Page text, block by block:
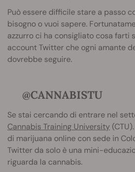
Può essere difficile stare a passo
bisogno o vuoi sapere.
azzurro ci ha consigliato cosa farti
account Twitter che ogni amante
dovrebbe seguire.
@CANNABISTU
Se stai cercando di entrare nel
Cannabis Training University
di marijuana online con sede in
Twitter da solo è una mini-
riguarda la cannabis.